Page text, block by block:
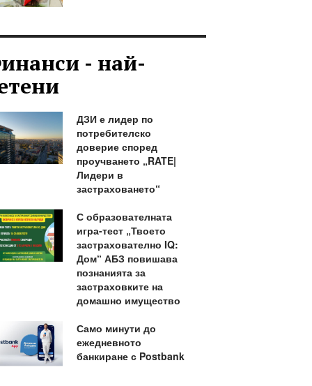
- най-
ДЗИ е лидер по
потребителско
доверие според
проучването „RATE|
Лидери в
застраховането“
С образователната
игра-тест „Твоето
застрахователно IQ:
Дом“ АБЗ повишава
познанията за
застраховките на
домашно имущество
Само минути до
ежедневното
банкиране с Postbank